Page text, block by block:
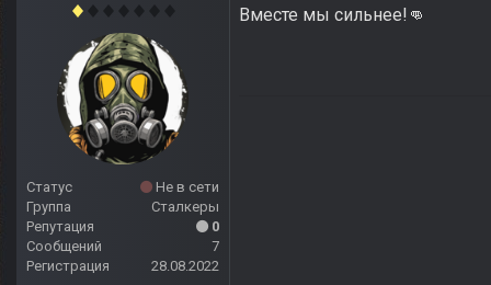
Статус
Не в сети
Группа
Сталкеры
Репутация
0
Сообщений
7
Регистрация
28.08.2022
Вместе мы сильнее! 👊